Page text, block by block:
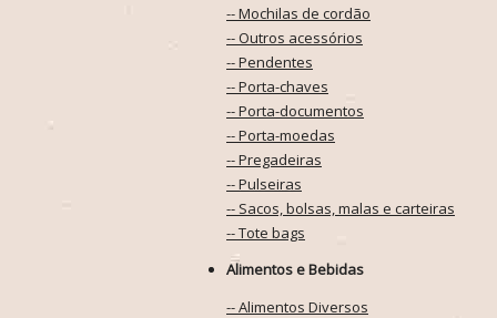
-- Mochilas de cordão
-- Outros acessórios
-- Pendentes
-- Porta-chaves
-- Porta-documentos
-- Porta-moedas
-- Pregadeiras
-- Pulseiras
-- Sacos, bolsas, malas e carteiras
-- Tote bags
Alimentos e Bebidas
-- Alimentos Diversos